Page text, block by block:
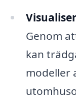
Genom
kan
modeller